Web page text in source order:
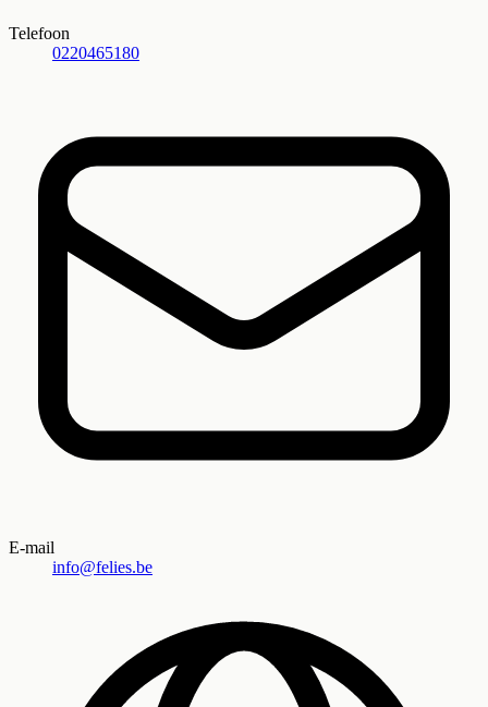
Telefoon
0220465180
E-mail
info@felies.be